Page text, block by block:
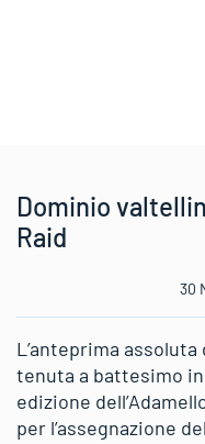
Dominio
Raid
30
L’anteprima
tenuta a battesimo
edizione
per l’assegnazione